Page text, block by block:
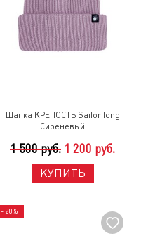
Шапка КРЕПОСТЬ Sailor long
Сиреневый
1 500 руб. 1 200 руб.
КУПИТЬ
- 20%